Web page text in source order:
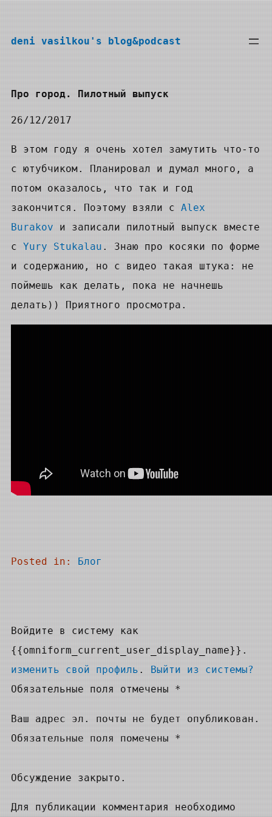
Перейти
к
содержимому
deni vasilkou's blog&podcast
Про город. Пилотный выпуск
26/12/2017
В этом году я очень хотел замутить что-то
с ютубчиком. Планировал и думал много, а
потом оказалось, что так и год
закончится. Поэтому взяли сAlex
Burakovи записали пилотный выпуск вместе
сYury Stukalau. Знаю про косяки по форме
и содержанию, но с видео такая штука: не
поймешь как делать, пока не начнешь
делать)) Приятного просмотра.
Posted in:Блог
Войдите в систему как
{{omniform_current_user_display_name}}.
изменить свой профиль.Выйти из системы?
Обязательные поля отмечены *
Ваш адрес эл. почты не будет опубликован.
Обязательные поля помечены *
Обсуждение закрыто.
Для публикации комментария необходимо